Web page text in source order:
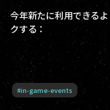
今年新たに利用できる
クする：
#in-game-events